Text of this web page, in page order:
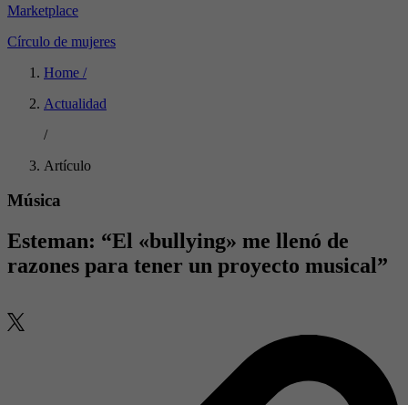
Marketplace
Círculo de mujeres
Home /
Actualidad
/
Artículo
Música
Esteman: “El «bullying» me llenó de
razones para tener un proyecto musical”